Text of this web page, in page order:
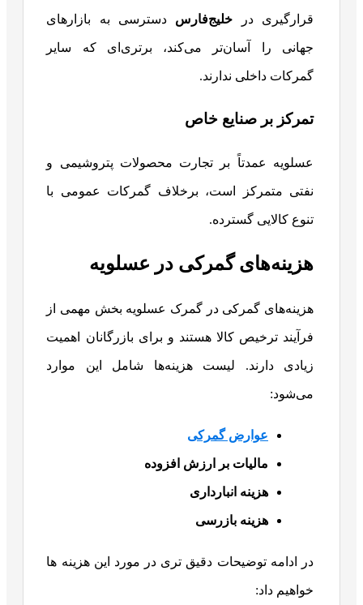
قرارگیری در خلیج‌فارس دسترسی به بازارهای
جهانی را آسان‌تر می‌کند، برتری‌ای که سایر
گمرکات داخلی ندارند.
تمرکز بر صنایع خاص
عسلویه عمدتاً بر تجارت محصولات پتروشیمی و
نفتی متمرکز است، برخلاف گمرکات عمومی با
تنوع کالایی گسترده.
هزینه‌های گمرکی در عسلویه
هزینه‌های گمرکی در گمرک عسلویه بخش مهمی از
فرآیند ترخیص کالا هستند و برای بازرگانان اهمیت
زیادی دارند. لیست هزینه‌ها شامل این موارد
می‌شود:
عوارض گمرکی
مالیات بر ارزش افزوده
هزینه انبارداری
هزینه بازرسی
در ادامه توضیحات دقیق تری در مورد این هزینه ها
خواهیم داد: